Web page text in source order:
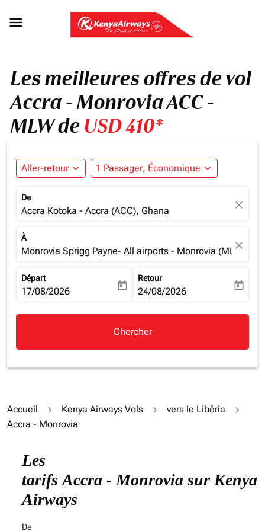

Les meilleures offres de vol
Accra - Monrovia ACC -
MLW deUSD 410*
Aller-retour expand_more 1 Passager, Économique expand_more
De
Accra Kotoka - Accra (ACC), Ghana close
À
Monrovia Sprigg Payne- All airports - Monrovia (MLW),
close
Départ
fc-booking-departure-date-aria-label
17/08/2026 today
Retour
fc-booking-return-date-aria-
24/08/2026 today
Chercher
Accueil Kenya Airways Vols
vers le Libéria
Accra - Monrovia
Les
tarifs Accra - Monrovia sur Kenya
Airways
De